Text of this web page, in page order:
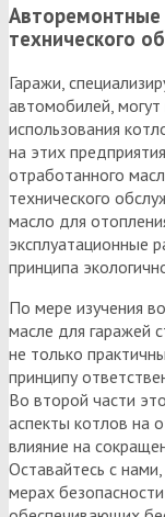
Авторемонтные
технического
Гаражи,
автомобилей,
использования
на этих
отработанного
технического
масло для
эксплуатационные
принципа
По мере изучения
масле для гаражей
не только
принципу
Во второй части
аспекты котлов на
влияние на
Оставайтесь с
мерах